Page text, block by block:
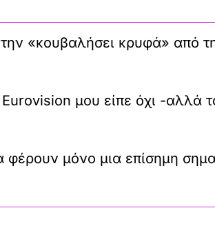
«κουβαλήσει κρυφά» από
μου είπε όχι -αλλά
φέρουν μόνο μια επίσημη